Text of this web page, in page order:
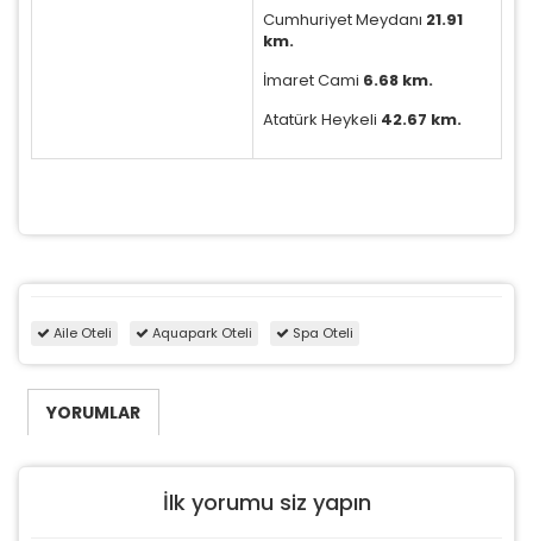
Cumhuriyet Meydanı 21.91
km.
İmaret Cami 6.68 km.
Atatürk Heykeli 42.67 km.
Aile Oteli Aquapark Oteli Spa Oteli
YORUMLAR
İlk yorumu siz yapın